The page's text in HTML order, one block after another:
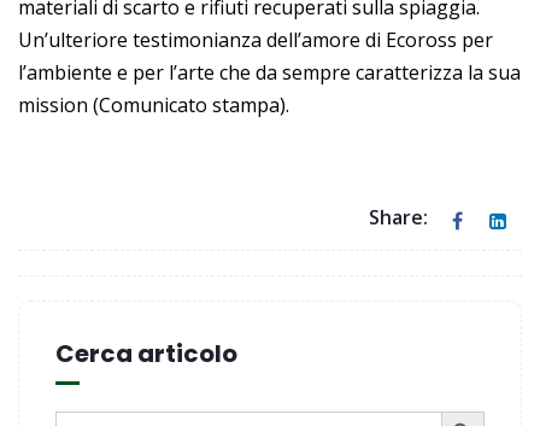
materiali di scarto e rifiuti recuperati sulla spiaggia.
Un’ulteriore testimonianza dell’amore di Ecoross per
l’ambiente e per l’arte che da sempre caratterizza la sua
mission (Comunicato stampa).
Share:
Cerca articolo
Search SEARCH BUTTON